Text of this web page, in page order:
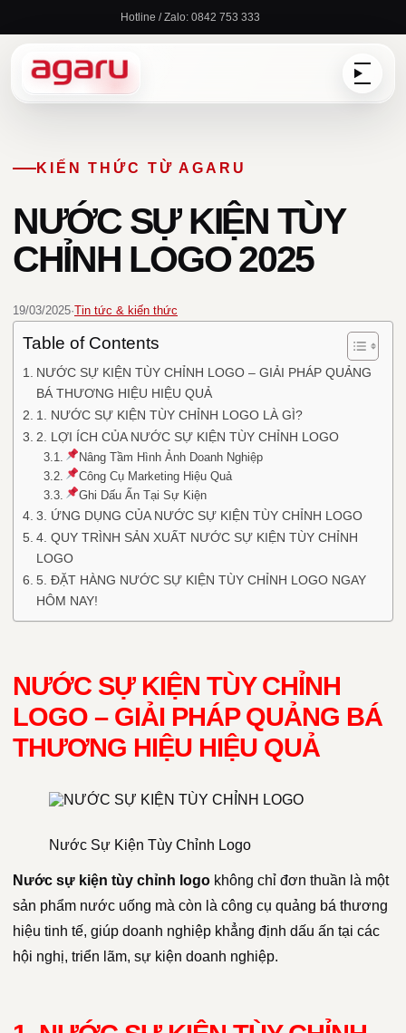
nội
Hotline / Zalo: 0842 753 333
KIẾN THỨC TỪ AGARU
NƯỚC SỰ KIỆN TÙY
CHỈNH LOGO 2025
19/03/2025·Tin tức & kiến thức
Table of Contents
NƯỚC SỰ KIỆN TÙY CHỈNH LOGO – GIẢI PHÁP QUẢNG
BÁ THƯƠNG HIỆU HIỆU QUẢ
1. NƯỚC SỰ KIỆN TÙY CHỈNH LOGO LÀ GÌ?
2. LỢI ÍCH CỦA NƯỚC SỰ KIỆN TÙY CHỈNH LOGO
Nâng Tầm Hình Ảnh Doanh Nghiệp
Công Cụ Marketing Hiệu Quả
Ghi Dấu Ấn Tại Sự Kiện
3. ỨNG DỤNG CỦA NƯỚC SỰ KIỆN TÙY CHỈNH LOGO
4. QUY TRÌNH SẢN XUẤT NƯỚC SỰ KIỆN TÙY CHỈNH
LOGO
5. ĐẶT HÀNG NƯỚC SỰ KIỆN TÙY CHỈNH LOGO NGAY
HÔM NAY!
NƯỚC SỰ KIỆN TÙY CHỈNH
LOGO – GIẢI PHÁP QUẢNG BÁ
THƯƠNG HIỆU HIỆU QUẢ
Nước Sự Kiện Tùy Chỉnh Logo
Nước sự kiện tùy chỉnh logo không chỉ đơn thuần là một
sản phẩm nước uống mà còn là công cụ quảng bá thương
hiệu tinh tế, giúp doanh nghiệp khẳng định dấu ấn tại các
hội nghị, triển lãm, sự kiện doanh nghiệp.